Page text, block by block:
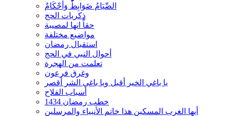
الصِّيَامُ ضَوَابِطٌ وَأحْكَامٌ
ذكريات الحج
حقاً انها لمصيبة
مواضيع مختلفة
استقبال رمضان
أحوال النبي في الحج
تعلمت من الهجرة
وغرق فرعون
يا باغي الخير أقبل ويا باغي الشر أقصر
أسباب الفلاح
خطب رمضان 1434
أيها الغرب المسكين هذا خاتم الأنبياء والمرسلين